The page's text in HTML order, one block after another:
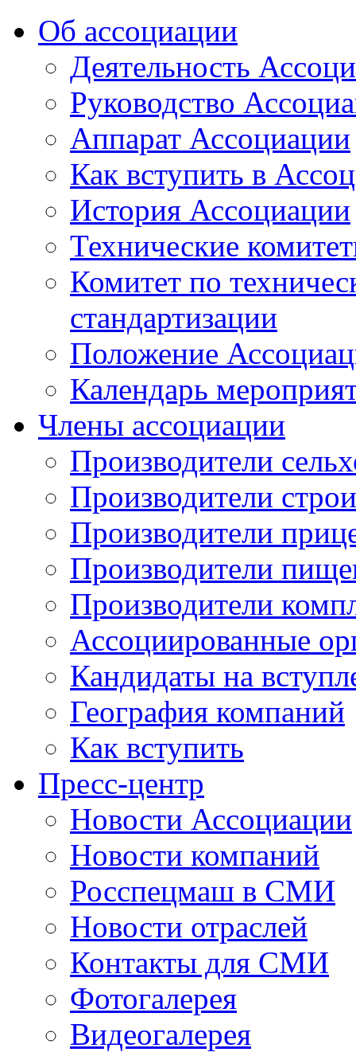
Об ассоциации
Деятельность
Руководство
Аппарат Ассоциации
Как вступить в
История Ассоциации
Технические
Комитет по
стандартизации
Положение
Календарь
Члены ассоциации
Производители
Производители
Производители
Производители
Производители
Ассоциированные
Кандидаты на
География компаний
Как вступить
Пресс-центр
Новости Ассоциации
Новости компаний
Росспецмаш в СМИ
Новости отраслей
Контакты для СМИ
Фотогалерея
Видеогалерея